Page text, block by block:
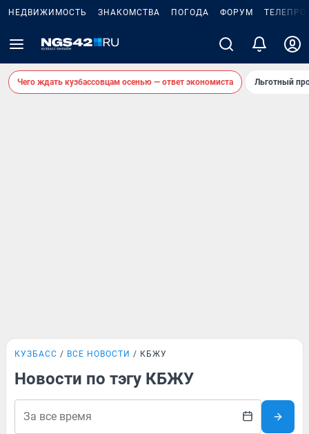
НЕДВИЖИМОСТЬ ЗНАКОМСТВА ПОГОДА ФОРУМ
Чего ждать кузбассовцам осенью — ответ экономиста Льготный
КУЗБАСС ВСЕ НОВОСТИ КБЖУ
Новости по тэгу КБЖУ